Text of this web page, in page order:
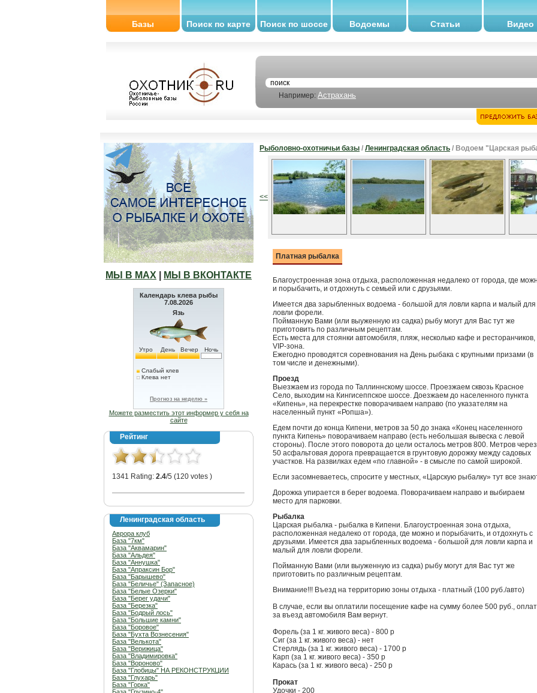
Базы Поиск по карте Поиск по шоссе Водоемы Статьи Видео
Например: Астрахань
МЫ В МАХ МЫ В ВКОНТАКТЕ
Календарь клева рыбы
7.08.2026
Язь
Утро День Вечер Ночь
Слабый клев
Клева нет
Прогноз на неделю »
Можете разместить этот информер у себя на
сайте
Рейтинг
1341 Rating: 2.4/5 (120 votes )
Ленинградская область
Аврора клуб
База "7км"
База "Аквамарин"
База "Альдея"
База "Аннушка"
База "Апраксин Бор"
База "Барышево"
База "Беличье" (Запасное)
База "Белые Озерки"
База "Берег удачи"
База "Березка"
База "Бодрый лось"
База "Большие камни"
База "Боровое"
База "Бухта Вознесения"
База "Велькота"
База "Верижица"
База "Владимировка"
База "Вороново"
База "Глобицы" НА РЕКОНСТРУКЦИИ
База "Глухарь"
База "Горка"
Рыболовно-охотничьи базы / Ленинградская область / Водоем "Царская
<<
Платная рыбалка
Благоустроенная зона отдыха, расположенная недалеко от города, где
и порыбачить, и отдохнуть с семьей или с друзьями.
Имеется два зарыбленных водоема - большой для ловли карпа и малый для
ловли форели.
Пойманную Вами (или выуженную из садка) рыбу могут для Вас тут же
приготовить по различным рецептам.
Есть места для стоянки автомобиля, пляж, несколько кафе и ресторанчиков,
VIP-зона.
Ежегодно проводятся соревнования на День рыбака с крупными призами (в
том числе и денежными).
Проезд
Выезжаем из города по Таллиннскому шоссе. Проезжаем сквозь Красное
Село, выходим на Кингисеппское шоссе. Доезжаем до населенного пункта
«Кипень», на перекрестке поворачиваем направо (по указателям на
населенный пункт «Ропша»).
Едем почти до конца Кипени, метров за 50 до знака «Конец населенного
пункта Кипень» поворачиваем направо (есть небольшая вывеска с левой
стороны). После этого поворота до цели осталось метров 800. Метров через
50 асфальтовая дорога превращается в грунтовую дорожку между садовых
участков. На развилках едем «по главной» - в смысле по самой широкой.
Если засомневаетесь, спросите у местных, «Царскую рыбалку» тут все
Дорожка упирается в берег водоема. Поворачиваем направо и выбираем
место для парковки.
Рыбалка
Царская рыбалка - рыбалка в Кипени. Благоустроенная зона отдыха,
расположенная недалеко от города, где можно и порыбачить, и отдохнуть с
друзьями. Имеется два зарыбленных водоема - большой для ловли карпа и
малый для ловли форели.
Пойманную Вами (или выуженную из садка) рыбу могут для Вас тут же
приготовить по различным рецептам.
Внимание!!! Въезд на территорию зоны отдыха - платный (100 руб./авто)
В случае, если вы оплатили посещение кафе на сумму более 500 руб.,
за въезд автомобиля Вам вернут.
Форель (за 1 кг. живого веса) - 800 р
Сиг (за 1 кг. живого веса) - нет
Стерлядь (за 1 кг. живого веса) - 1700 р
Карп (за 1 кг. живого веса) - 350 р
Карась (за 1 кг. живого веса) - 250 р
Прокат
Удочки - 200